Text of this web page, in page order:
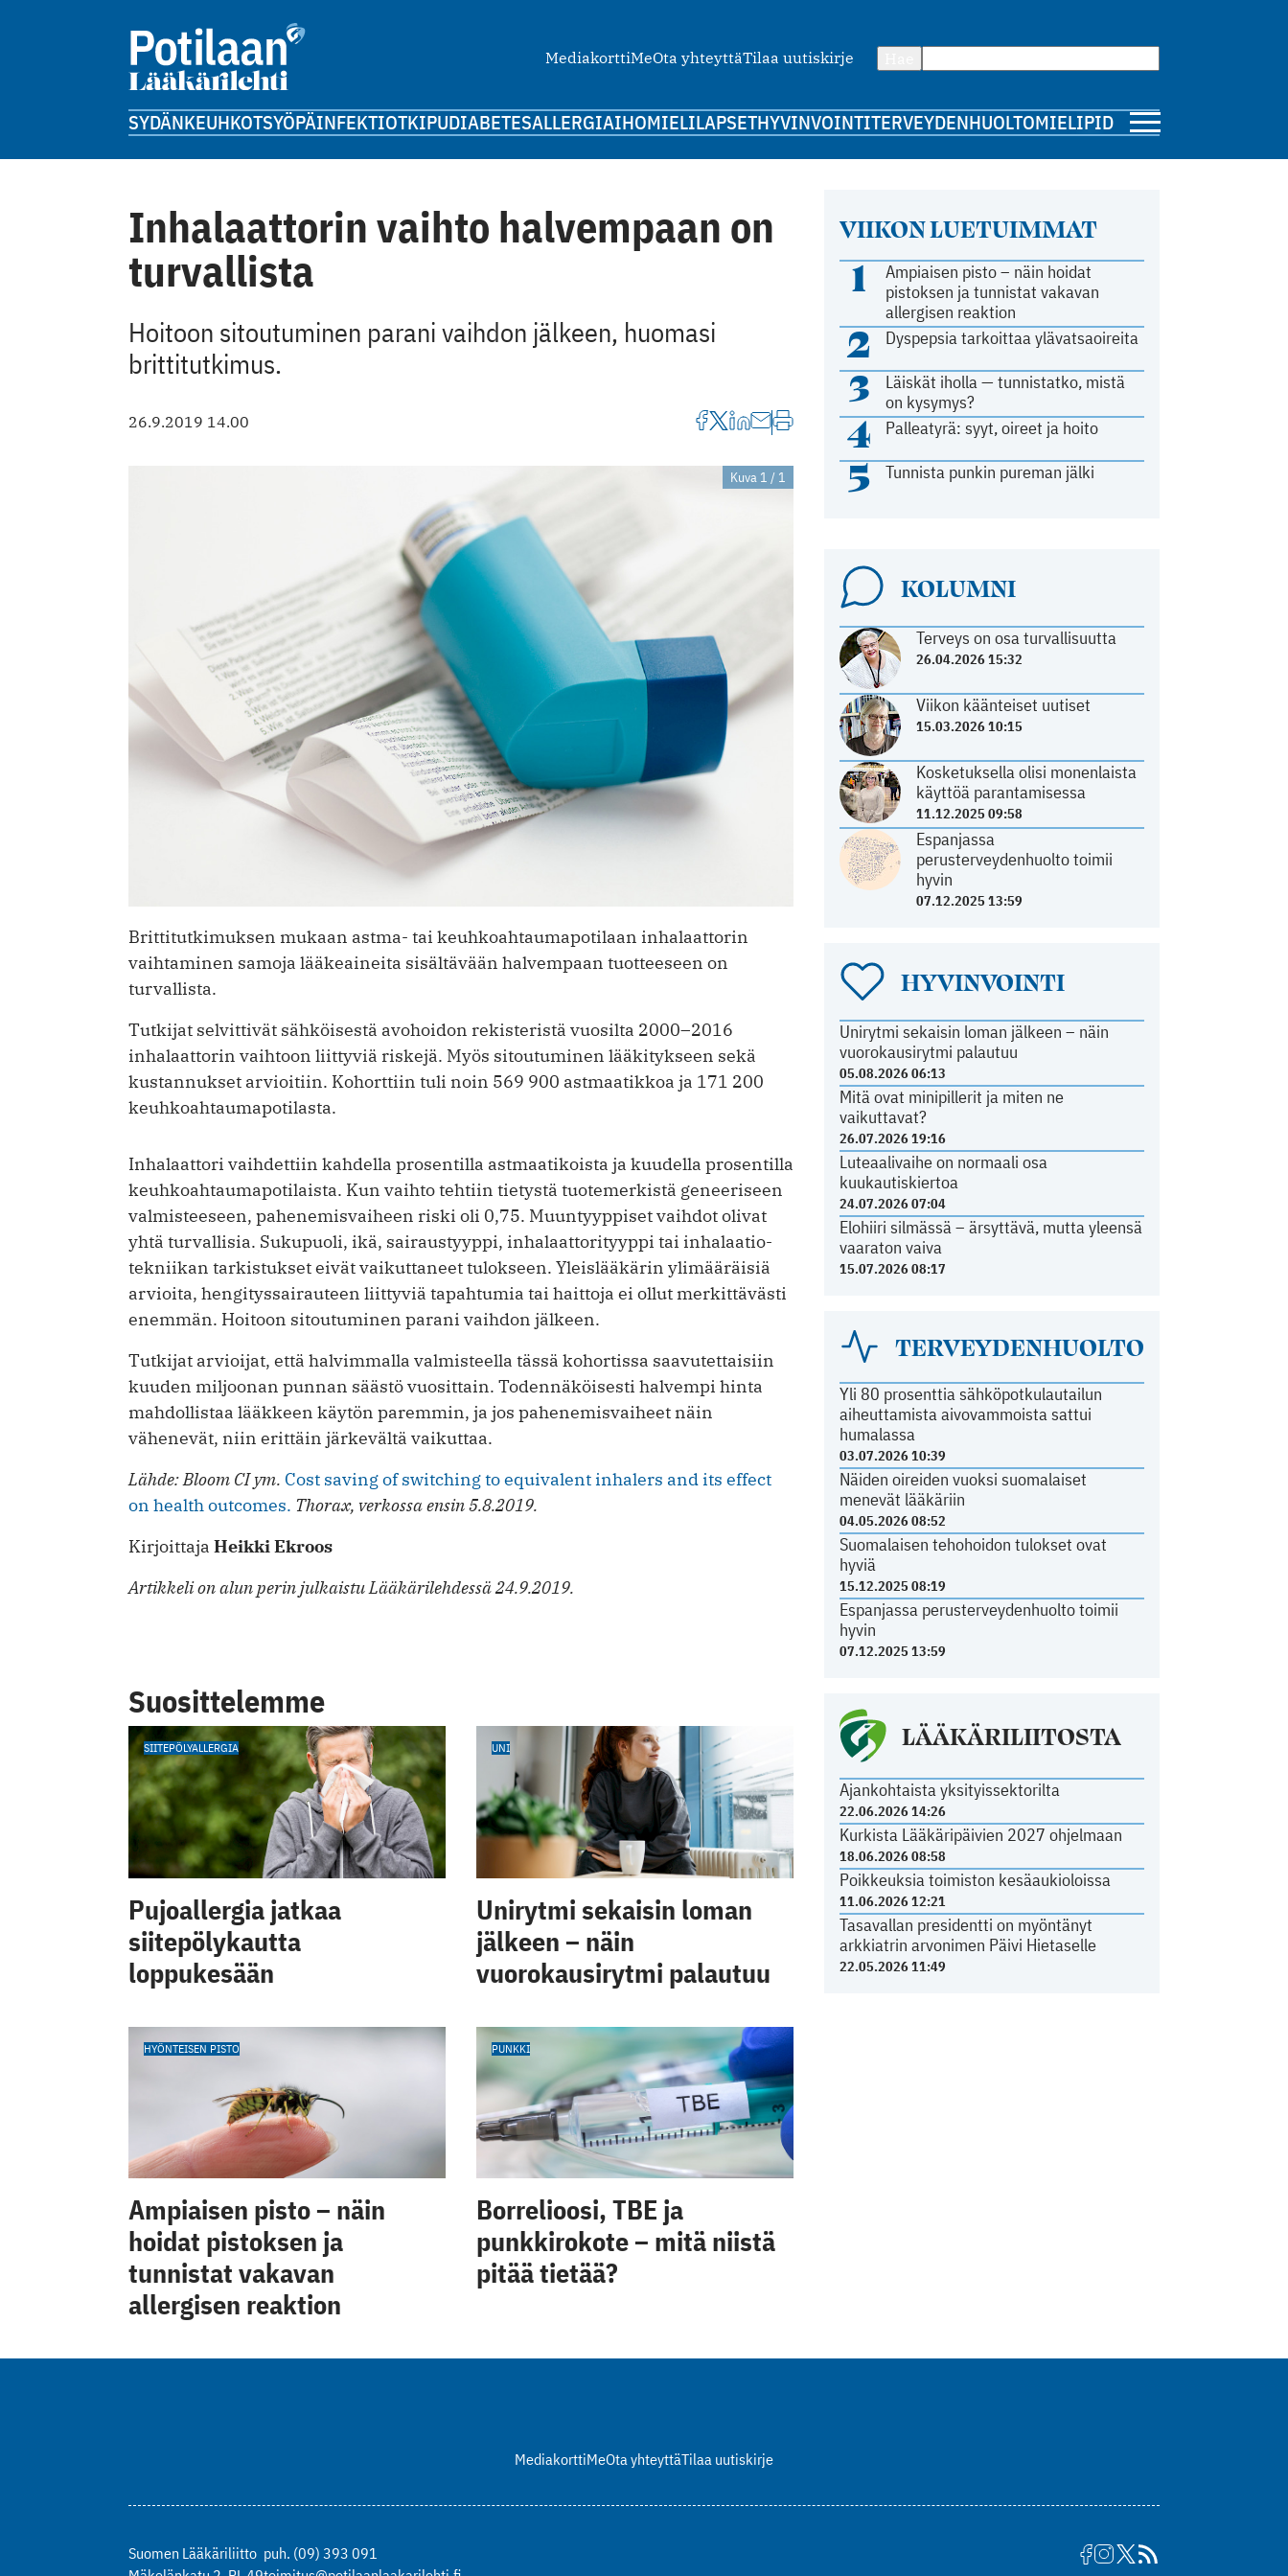
MediakorttiMeOta yhteyttäTilaa uutiskirje
SYDÄNKEUHKOTSYÖPÄINFEKTIOTKIPUDIABETESALLERGIAIHOMIELILAPSETHYVINVOINTITERVEYDENHUOLTOMIELIPIDE
VIIKON LUETUIMMAT
1
Ampiaisen pisto – näin hoidat
pistoksen ja tunnistat vakavan
allergisen reaktion
2 Dyspepsia tarkoittaa ylävatsaoireita
3
Läiskät iholla — tunnistatko, mistä
on kysymys?
4 Palleatyrä: syyt, oireet ja hoito
5 Tunnista punkin pureman jälki
KOLUMNI
Terveys on osa turvallisuutta
26.04.2026 15:32
Viikon käänteiset uutiset
15.03.2026 10:15
Kosketuksella olisi monenlaista
käyttöä parantamisessa
11.12.2025 09:58
Espanjassa
perusterveydenhuolto toimii
hyvin
07.12.2025 13:59
HYVINVOINTI
Unirytmi sekaisin loman jälkeen – näin
vuorokausirytmi palautuu
05.08.2026 06:13
Mitä ovat minipillerit ja miten ne
vaikuttavat?
26.07.2026 19:16
Luteaalivaihe on normaali osa
kuukautiskiertoa
24.07.2026 07:04
Elohiiri silmässä – ärsyttävä, mutta yleensä
vaaraton vaiva
15.07.2026 08:17
TERVEYDENHUOLTO
Yli 80 prosenttia sähköpotkulautailun
aiheuttamista aivovammoista sattui
humalassa
03.07.2026 10:39
Näiden oireiden vuoksi suomalaiset
menevät lääkäriin
04.05.2026 08:52
Suomalaisen tehohoidon tulokset ovat
hyviä
15.12.2025 08:19
Espanjassa perusterveydenhuolto toimii
hyvin
07.12.2025 13:59
LÄÄKÄRILIITOSTA
Ajankohtaista yksityissektorilta
22.06.2026 14:26
Kurkista Lääkäripäivien 2027 ohjelmaan
18.06.2026 08:58
Poikkeuksia toimiston kesäaukioloissa
11.06.2026 12:21
Tasavallan presidentti on myöntänyt
arkkiatrin arvonimen Päivi Hietaselle
22.05.2026 11:49
Inhalaattorin vaihto halvempaan on
turvallista
Hoitoon sitoutuminen parani vaihdon jälkeen, huomasi
brittitutkimus.
26.9.2019 14.00
Kuva 1 / 1
Brittitutkimuksen mukaan astma- tai keuhkoahtauma­potilaan inhalaattorin
vaihtaminen samoja lääkeaineita sisältävään halvempaan tuotteeseen on
turvallista.
Tutkijat selvittivät sähköisestä avo­hoidon rekisteristä vuosilta 2000–2016
inhalaattorin vaihtoon liittyviä riskejä. Myös sitoutuminen lääkitykseen sekä
kustannukset ­arvioitiin. Kohorttiin tuli noin 569 900 ­astmaatikkoa ja 171 200
keuhkoahtaumapotilasta.
Inhalaattori vaihdettiin kahdella prosentilla ­astmaatikoista ja kuudella prosentilla
keuhko­ahtauma­potilaista. Kun vaihto tehtiin tietystä tuotemerkistä ­geneeriseen
valmisteeseen, pahenemisvaiheen riski oli 0,75. ­Muun­tyyppiset vaihdot olivat
yhtä turvallisia. Suku­puoli, ikä, sairaustyyppi, inhalaattorityyppi tai inhalaatio­
tekniikan tarkis­tukset eivät vaikuttaneet tulokseen. Yleislääkärin ylimääräisiä
arvioita, hengitys­sairauteen liittyviä tapahtumia tai haittoja ei ollut merkittävästi
enemmän. Hoitoon sitou­tuminen parani vaihdon jälkeen.
Tutkijat arvioijat, että halvimmalla valmisteella tässä kohortissa saavutettaisiin
kuuden miljoonan punnan säästö vuosittain. Todennäköisesti halvempi hinta
mahdollistaa lääkkeen käytön paremmin, ja jos pahenemisvaiheet näin
vähenevät, niin erittäin järkevältä vaikuttaa.
Lähde: Bloom CI ym. Cost saving of switching to equivalent inhalers and its effect
on health outcomes. Thorax, verkossa ensin 5.8.2019.
Kirjoittaja Heikki Ekroos
Artikkeli on alun perin julkaistu Lääkärilehdessä 24.9.2019.
Suosittelemme
SIITEPÖLYALLERGIA
Pujoallergia jatkaa
siitepölykautta
loppukesään
UNI
Unirytmi sekaisin loman
jälkeen – näin
vuorokausirytmi palautuu
HYÖNTEISEN PISTO
Ampiaisen pisto – näin
hoidat pistoksen ja
tunnistat vakavan
allergisen reaktion
PUNKKI
Borrelioosi, TBE ja
punkkirokote – mitä niistä
pitää tietää?
MediakorttiMeOta yhteyttäTilaa uutiskirje
Suomen Lääkäriliitto puh. (09) 393 091